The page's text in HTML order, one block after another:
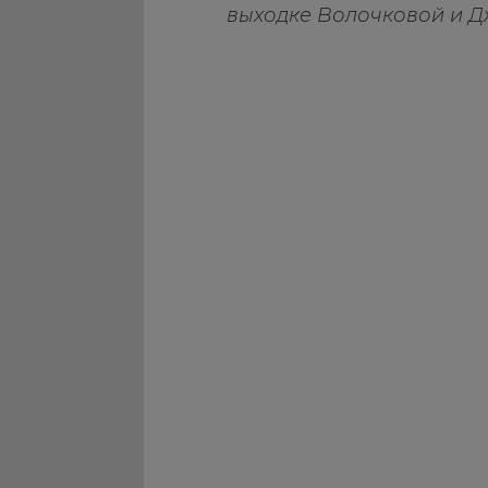
выходке Волочковой и